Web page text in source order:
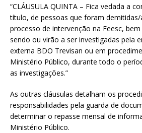
“CLÁUSULA QUINTA – Fica vedada a
título, de pessoas que foram
processo de intervenção na Feesc,
sendo ou virão a ser investigadas pela
externa BDO Trevisan ou em
Ministério Público, durante todo o
as investigações.”
As outras cláusulas detalham os
responsabilidades pela guarda de
determinar o repasse mensal de
Ministério Público.